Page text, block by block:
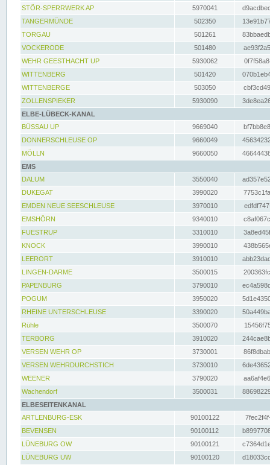
STÖR-SPERRWERK AP 5970041
TANGERMÜNDE
502350
TORGAU
501261
VOCKERODE
501480
WEHR GEESTHACHT UP
5930062
WITTENBERG
501420
WITTENBERGE
503050
ZOLLENSPIEKER
5930090
ELBE-LÜBECK-KANAL
BÜSSAU UP
9669040
DONNERSCHLEUSE OP
9660049
MÖLLN
9660050
EMS
DALUM
3550040
DUKEGAT
3990020
EMDEN NEUE SEESCHLEUSE
3970010
EMSHÖRN
9340010
FUESTRUP
3310010
KNOCK
3990010
LEERORT
3910010
LINGEN-DARME
3500015
PAPENBURG
3790010
POGUM
3950020
RHEINE UNTERSCHLEUSE
3390020
Rühle
3500070
TERBORG
3910020
VERSEN WEHR OP
3730001
VERSEN WEHRDURCHSTICH
3730010
WEENER
3790020
Wachendorf
3500031
ELBESEITENKANAL
ARTLENBURG-ESK
90100122
BEVENSEN
90100112
LÜNEBURG OW
90100121
LÜNEBURG UW
90100120